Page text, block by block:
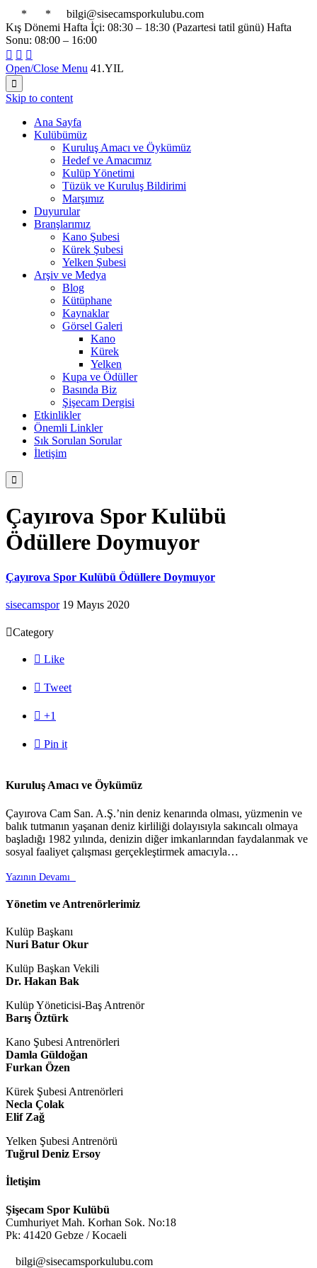
* *
bilgi@sisecamsporkulubu.com
Kış Dönemi Hafta İçi: 08:30 – 18:30 (Pazartesi tatil günü) Hafta
Sonu: 08:00 – 16:00
  
Open/Close Menu 41.YIL

Skip to content
Ana Sayfa
Kulübümüz
Kuruluş Amacı ve Öykümüz
Hedef ve Amacımız
Kulüp Yönetimi
Tüzük ve Kuruluş Bildirimi
Marşımız
Duyurular
Branşlarımız
Kano Şubesi
Kürek Şubesi
Yelken Şubesi
Arşiv ve Medya
Blog
Kütüphane
Kaynaklar
Görsel Galeri
Kano
Kürek
Yelken
Kupa ve Ödüller
Basında Biz
Şişecam Dergisi
Etkinlikler
Önemli Linkler
Sık Sorulan Sorular
İletişim

Çayırova Spor Kulübü
Ödüllere Doymuyor
Çayırova Spor Kulübü Ödüllere Doymuyor
sisecamspor 19 Mayıs 2020
Category
 Like
 Tweet
 +1
 Pin it
Kuruluş Amacı ve Öykümüz
Çayırova Cam San. A.Ş.’nin deniz kenarında olması, yüzmenin ve
balık tutmanın yaşanan deniz kirliliği dolayısıyla sakıncalı olmaya
başladığı 1982 yılında, denizin diğer imkanlarından faydalanmak ve
sosyal faaliyet çalışması gerçekleştirmek amacıyla…
Yazının Devamı
Yönetim ve Antrenörlerimiz
Kulüp Başkanı
Nuri Batur Okur
Kulüp Başkan Vekili
Dr. Hakan Bak
Kulüp Yöneticisi-Baş Antrenör
Barış Öztürk
Kano Şubesi Antrenörleri
Damla Güldoğan
Furkan Özen
Kürek Şubesi Antrenörleri
Necla Çolak
Elif Zağ
Yelken Şubesi Antrenörü
Tuğrul Deniz Ersoy
İletişim
Şişecam Spor Kulübü
Cumhuriyet Mah. Korhan Sok. No:18
Pk: 41420 Gebze / Kocaeli
bilgi@sisecamsporkulubu.com